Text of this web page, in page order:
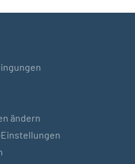
ändern